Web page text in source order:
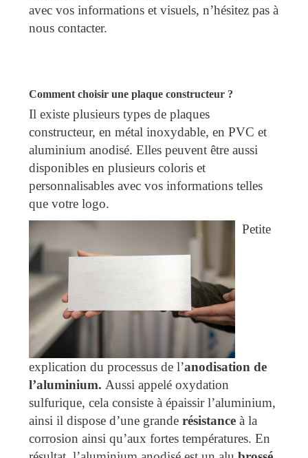
avec vos informations et visuels, n’hésitez pas à
nous contacter.
Comment choisir une plaque constructeur ?
Il existe plusieurs types de plaques
constructeur, en métal inoxydable, en PVC et
aluminium anodisé. Elles peuvent être aussi
disponibles en plusieurs coloris et
personnalisables avec vos informations telles
que votre logo.
Petite
explication du processus de l’anodisation de
l’aluminium. Aussi appelé oxydation
sulfurique, cela consiste à épaissir l’aluminium,
ainsi il dispose d’une grande résistance à la
corrosion ainsi qu’aux fortes températures. En